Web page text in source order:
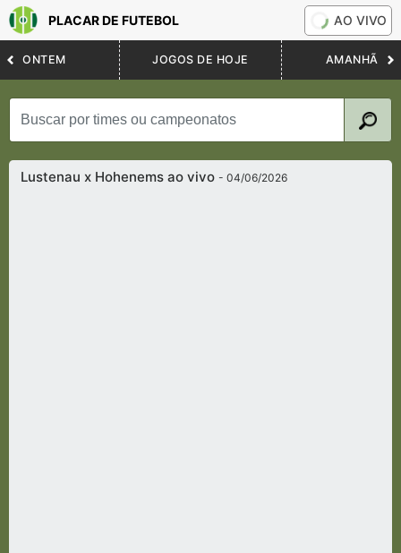
PLACAR DE FUTEBOL AO VIVO
ONTEM JOGOS DE HOJE AMANHÃ
Lustenau x Hohenems ao vivo- 04/06/2026